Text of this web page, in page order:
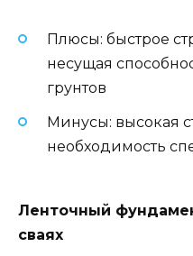
Плюсы: быстрое
несущая
грунтов
Минусы: высокая
необходимость
Ленточный
сваях